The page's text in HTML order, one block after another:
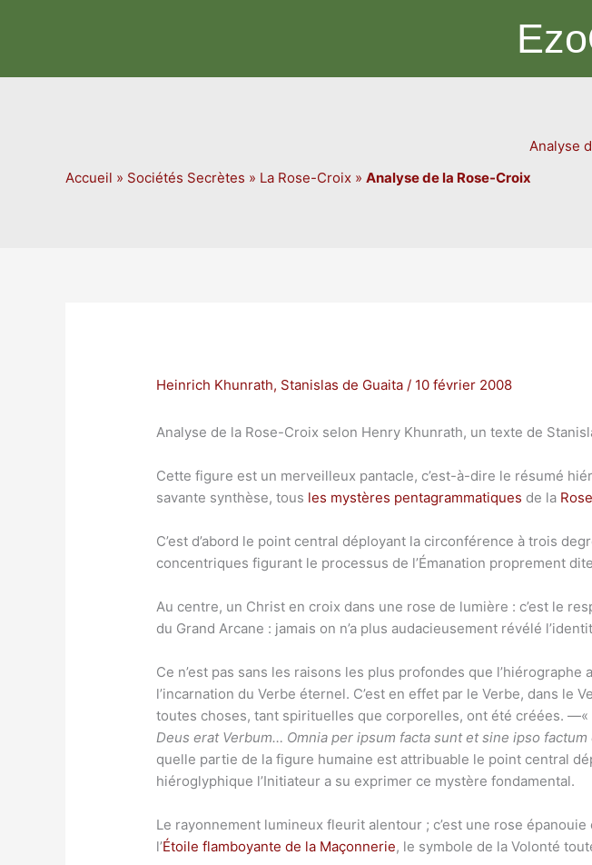
Analyse
Accueil » Sociétés Secrètes » La Rose-Croix » Analyse de la Rose-Croix
Heinrich Khunrath, Stanislas de Guaita / 10 février 2008
Analyse de la Rose-Croix selon Henry Khunrath, un texte de
Cette figure est un merveilleux pantacle, c’est-à-dire le résumé
savante synthèse, tous les mystères pentagrammatiques de la
C’est d’abord le point central déployant la circonférence à trois
concentriques figurant le processus de l’Émanation proprement
Au centre, un Christ en croix dans une rose de lumière : c’est le
du Grand Arcane : jamais on n’a plus audacieusement révélé
Ce n’est pas sans les raisons les plus profondes que
l’incarnation du Verbe éternel. C’est en effet par le Verbe, dans
toutes choses, tant spirituelles que corporelles, ont été créées. —«
Deus erat Verbum… Omnia per ipsum facta sunt et sine ipso
quelle partie de la figure humaine est attribuable le point central
hiéroglyphique l’Initiateur a su exprimer ce mystère fondamental.
Le rayonnement lumineux fleurit alentour ; c’est une rose
l’Étoile flamboyante de la Maçonnerie, le symbole de la Volonté